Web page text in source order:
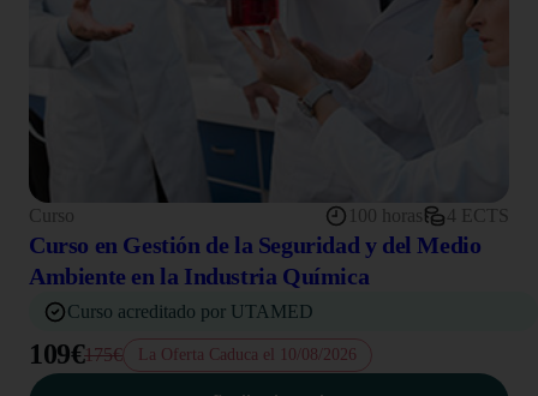
Curso 100 horas 4 ECTS
Curso en Gestión de la Seguridad y del Medio
Ambiente en la Industria Química
Curso acreditado por UTAMED
109€175€ La Oferta Caduca el 10/08/2026